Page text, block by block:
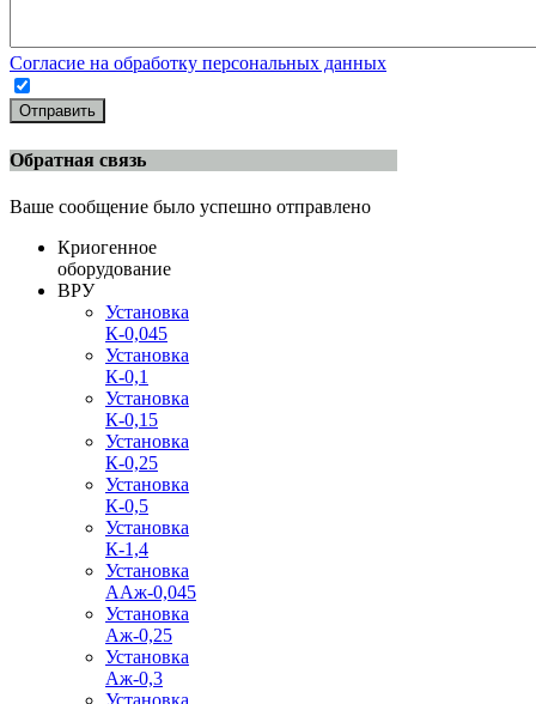
Согласие на обработку персональных данных
Отправить
Обратная связь
Ваше сообщение было успешно отправлено
Криогенное
оборудование
ВРУ
Установка
К-0,045
Установка
К-0,1
Установка
К-0,15
Установка
К-0,25
Установка
К-0,5
Установка
К-1,4
Установка
ААж-0,045
Установка
Аж-0,25
Установка
Аж-0,3
Установка